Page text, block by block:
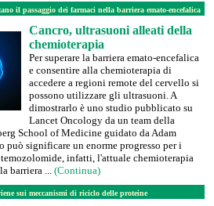
il passaggio dei farmaci nella barriera emato-encefalica
Cancro, ultrasuoni alleati della
chemioterapia
Per superare la barriera emato-encefalica
e consentire alla chemioterapia di
accedere a regioni remote del cervello si
possono utilizzare gli ultrasuoni. A
dimostrarlo è uno studio pubblicato su
Lancet Oncology da un team della
School of Medicine guidato da Adam
può significare un enorme progresso per i
temozolomide, infatti, l'attuale chemioterapia
barriera ... (Continua)
sui meccanismi di riciclo delle proteine